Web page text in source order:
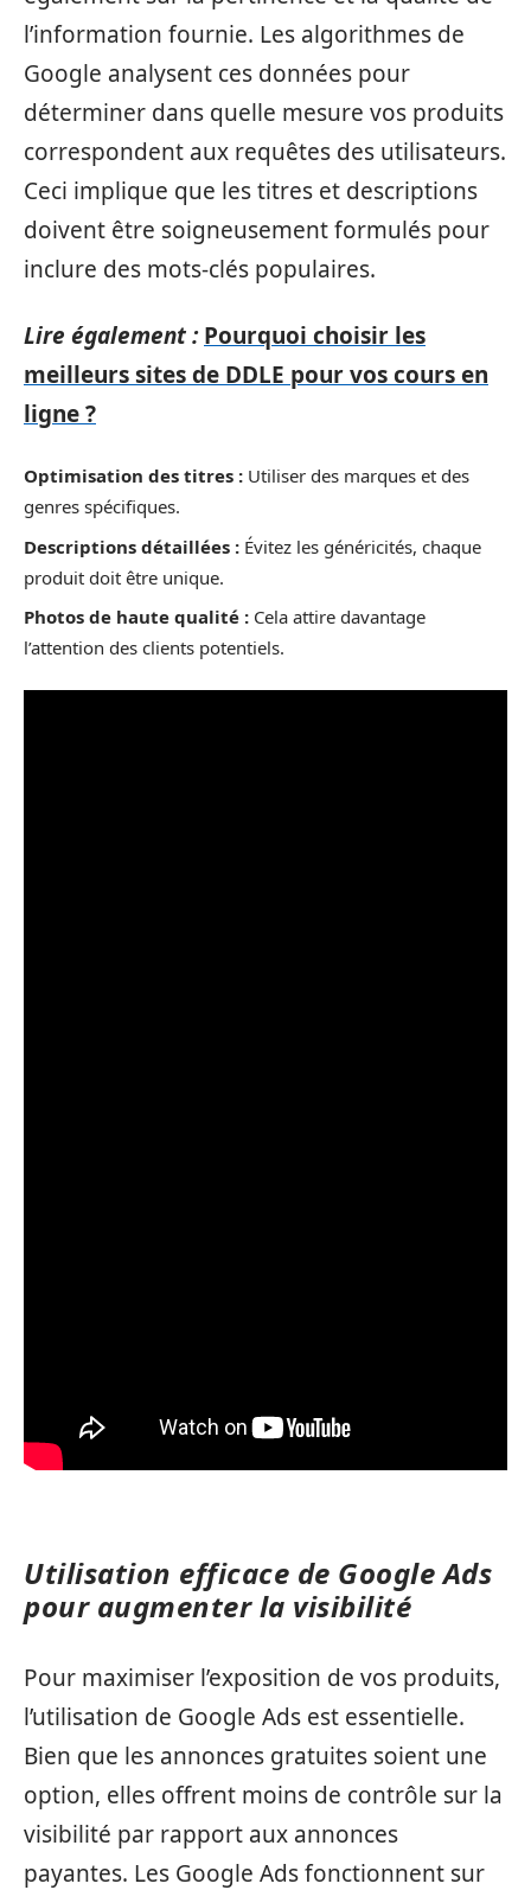
l’information fournie. Les algorithmes de
Google analysent ces données pour
déterminer dans quelle mesure vos produits
correspondent aux requêtes des utilisateurs.
Ceci implique que les titres et descriptions
doivent être soigneusement formulés pour
inclure des mots-clés populaires.
Lire également : Pourquoi choisir les
meilleurs sites de DDLE pour vos cours en
ligne ?
Optimisation des titres : Utiliser des marques et des
genres spécifiques.
Descriptions détaillées : Évitez les généricités, chaque
produit doit être unique.
Photos de haute qualité : Cela attire davantage
l’attention des clients potentiels.
Utilisation efficace de Google Ads
pour augmenter la visibilité
Pour maximiser l’exposition de vos produits,
l’utilisation de Google Ads est essentielle.
Bien que les annonces gratuites soient une
option, elles offrent moins de contrôle sur la
visibilité par rapport aux annonces
payantes. Les Google Ads fonctionnent sur